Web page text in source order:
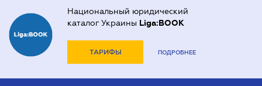
Национальный юридический
каталог Украины Liga:BOOK
ТАРИФЫ ПОДРОБНЕЕ